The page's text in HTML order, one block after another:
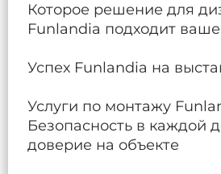
Которое решение для
Funlandia подходит
Успех Funlandia на
Услуги по монтажу
Безопасность в каждой
доверие на объекте